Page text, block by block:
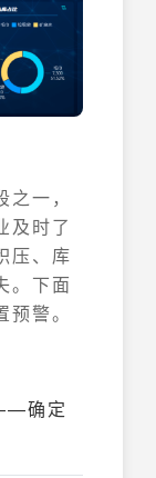
一，
及时了
压、库
。下面
警。
确定